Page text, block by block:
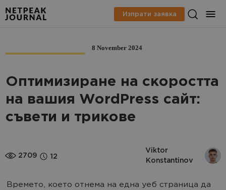
Изпрати заявка
8 November 2024
Оптимизиране на скоростта
на вашия WordPress сайт:
съвети и трикове
2709 12
Viktor
Konstantinov
Времето, което отнема на една уеб страница да